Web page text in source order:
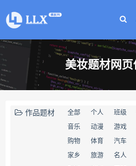
美妆题材网页
作品题材 全部 个人 班级
音乐 动漫 游戏
购物 体育 汽车
家乡 旅游 名人